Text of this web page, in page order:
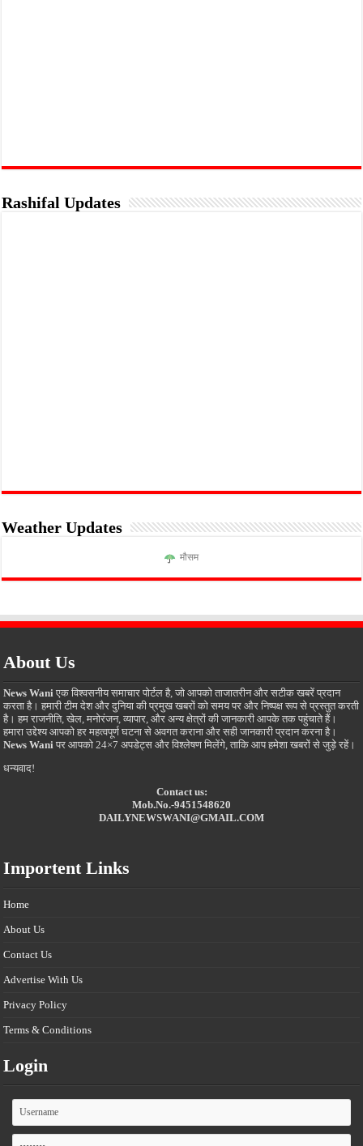
Rashifal Updates
Weather Updates
मौसम
About Us
News Wani एक विश्वसनीय समाचार पोर्टल है, जो आपको ताजातरीन और सटीक खबरें प्रदान
करता है। हमारी टीम देश और दुनिया की प्रमुख खबरों को समय पर और निष्पक्ष रूप से प्रस्तुत करती
है। हम राजनीति, खेल, मनोरंजन, व्यापार, और अन्य क्षेत्रों की जानकारी आपके तक पहुंचाते हैं।
हमारा उद्देश्य आपको हर महत्वपूर्ण घटना से अवगत कराना और सही जानकारी प्रदान करना है।
News Wani पर आपको 24×7 अपडेट्स और विश्लेषण मिलेंगे, ताकि आप हमेशा खबरों से जुड़े रहें।
धन्यवाद!
Contact us:
Mob.No.-9451548620
DAILYNEWSWANI@GMAIL.COM
Importent Links
Home
About Us
Contact Us
Advertise With Us
Privacy Policy
Terms & Conditions
Login